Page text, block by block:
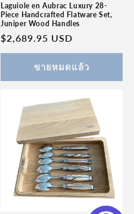
Laguiole en Aubrac Luxury 28-
Piece Handcrafted Flatware Set,
Juniper Wood Handles
ราคา
ปกติ
$2,689.95 USD
ขายหมดแล้ว